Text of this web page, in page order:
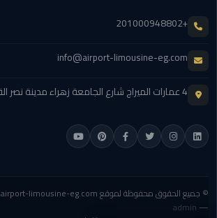
ليموزين
سيارات
بالسائق
تأجير
سيارات
+201000948802
info@airport-limousine-eg.com
4 عمارات الميراج شارع الجامعة زهراء مدينة نصر القاهرة مصر
© جميع الحقوق محفوظة لموقعairport-limousine-eg.com
—
admin